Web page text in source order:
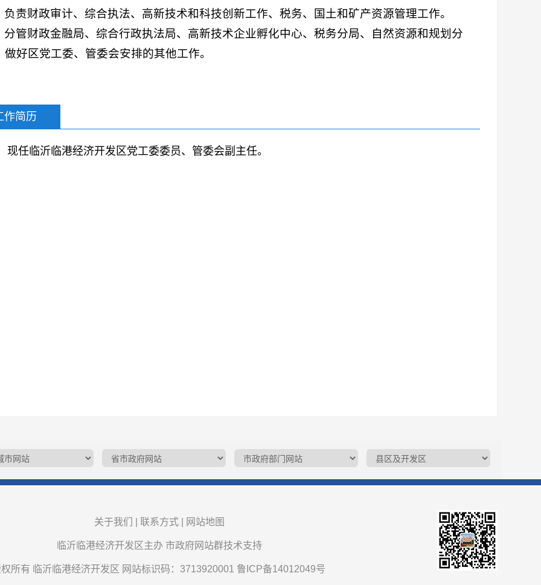
负责财政审计、综合执法、高新技术和科技创新工作、税务、国土和矿产资源管理工作。
分管财政金融局、综合行政执法局、高新技术企业孵化中心、税务分局、自然资源和规划分
做好区党工委、管委会安排的其他工作。
作简历
现任临沂临港经济开发区党工委委员、 管委会副主任。
关于我们 联系方式 网站地图
临沂临港经济开发区主办 市政府网站群技术支持
所有 临沂临港经济开发区 网站标识码：3713920001 鲁ICP备14012049号